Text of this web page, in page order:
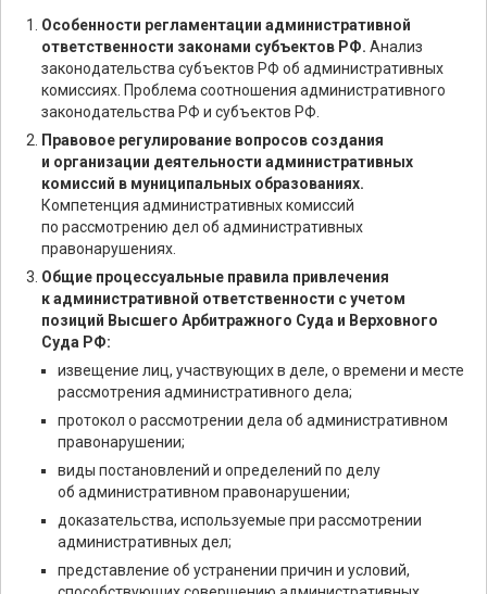
Особенности регламентации административной
ответственности законами субъектов РФ. Анализ
законодательства субъектов РФ об административных
комиссиях. Проблема соотношения административного
законодательства РФ и субъектов РФ.
Правовое регулирование вопросов создания
и организации деятельности административных
комиссий в муниципальных образованиях.
Компетенция административных комиссий
по рассмотрению дел об административных
правонарушениях.
Общие процессуальные правила привлечения
к административной ответственности с учетом
позиций Высшего Арбитражного Суда и Верховного
Суда РФ:
извещение лиц, участвующих в деле, о времени и месте
рассмотрения административного дела;
протокол о рассмотрении дела об административном
правонарушении;
виды постановлений и определений по делу
об административном правонарушении;
доказательства, используемые при рассмотрении
административных дел;
представление об устранении причин и условий,